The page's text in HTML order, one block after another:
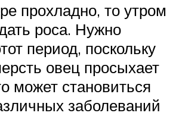
прохладно, то утром
роса. Нужно
период, поскольку
овец просыхает
может становиться
заболеваний